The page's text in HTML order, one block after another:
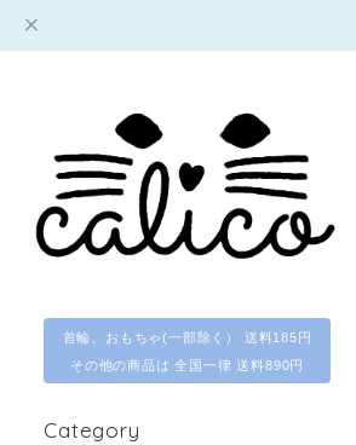
首輪、おもちゃ(一部除く） 送料185円
その他の商品は 全国一律 送料890円
Category